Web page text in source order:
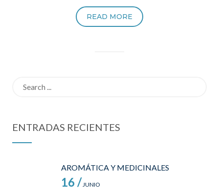
READ MORE
ENTRADAS RECIENTES
AROMÁTICA Y MEDICINALES
16 / JUNIO